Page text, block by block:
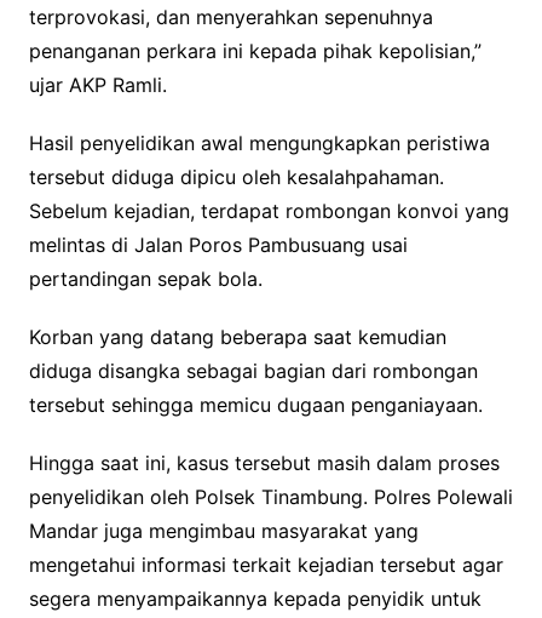
terprovokasi, dan menyerahkan sepenuhnya
penanganan perkara ini kepada pihak kepolisian,”
ujar AKP Ramli.
Hasil penyelidikan awal mengungkapkan peristiwa
tersebut diduga dipicu oleh kesalahpahaman.
Sebelum kejadian, terdapat rombongan konvoi yang
melintas di Jalan Poros Pambusuang usai
pertandingan sepak bola.
Korban yang datang beberapa saat kemudian
diduga disangka sebagai bagian dari rombongan
tersebut sehingga memicu dugaan penganiayaan.
Hingga saat ini, kasus tersebut masih dalam proses
penyelidikan oleh Polsek Tinambung. Polres Polewali
Mandar juga mengimbau masyarakat yang
mengetahui informasi terkait kejadian tersebut agar
segera menyampaikannya kepada penyidik untuk